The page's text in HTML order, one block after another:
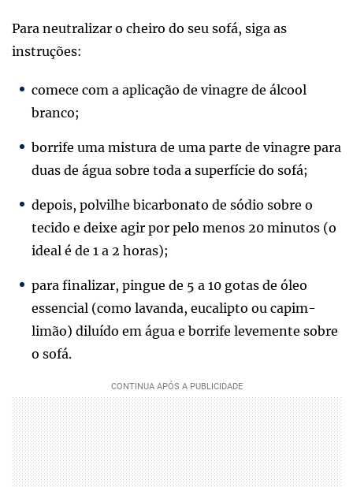
Para neutralizar o cheiro do seu sofá, siga as
instruções:
comece com a aplicação de vinagre de álcool
branco;
borrife uma mistura de uma parte de vinagre para
duas de água sobre toda a superfície do sofá;
depois, polvilhe bicarbonato de sódio sobre o
tecido e deixe agir por pelo menos 20 minutos (o
ideal é de 1 a 2 horas);
para finalizar, pingue de 5 a 10 gotas de óleo
essencial (como lavanda, eucalipto ou capim-
limão) diluído em água e borrife levemente sobre
o sofá.